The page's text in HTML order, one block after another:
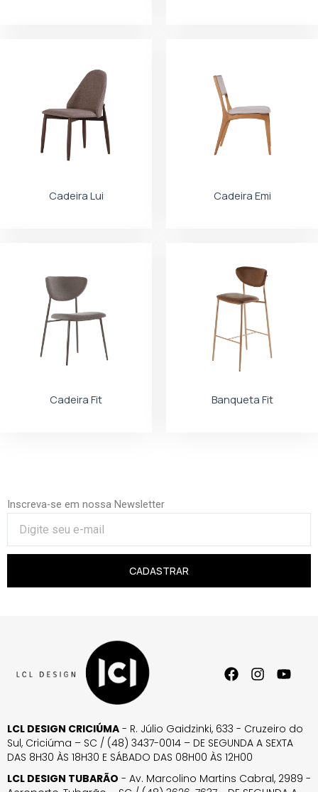
Cadeira Lui Cadeira Emi
Cadeira Fit Banqueta Fit
Inscreva-se em nossa Newsletter
CADASTRAR
LCL DESIGN CRICIÚMA - R. Júlio Gaidzinki, 633 - Cruzeiro do
Sul, Criciúma – SC / (48) 3437-0014 – DE SEGUNDA A SEXTA
DAS 8H30 ÀS 18H30 E SÁBADO DAS 08H00 ÀS 12H00
LCL DESIGN TUBARÃO - Av. Marcolino Martins Cabral, 2989 -